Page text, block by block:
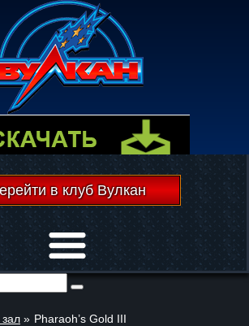
в клуб Вулкан
Открыть меню
» Pharaoh’s Gold III